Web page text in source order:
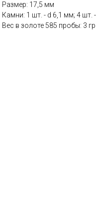
Размер: 17,5 мм
Камни: 1 шт. - d 6,1 мм; 4 шт.
Вес в золоте 585 пробы: 3 гр